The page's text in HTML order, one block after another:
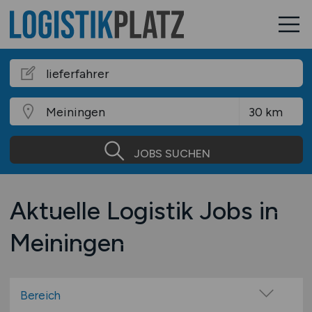
JOBS SUCHEN
Aktuelle Logistik Jobs in
Meiningen
Bereich